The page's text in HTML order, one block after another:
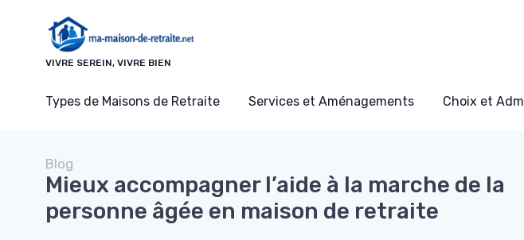
VIVRE SEREIN, VIVRE BIEN
Types de Maisons de Retraite Services et Aménagements Choix et
Blog
Mieux accompagner l’aid​e à la marche de la
personne âgée en maison de retraite